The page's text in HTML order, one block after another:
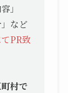
」
など
PR致
村で